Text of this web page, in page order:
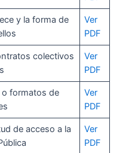
y la forma de
Ver
PDF
colectivos
Ver
PDF
o formatos de
Ver
PDF
de acceso a la
Ver
PDF